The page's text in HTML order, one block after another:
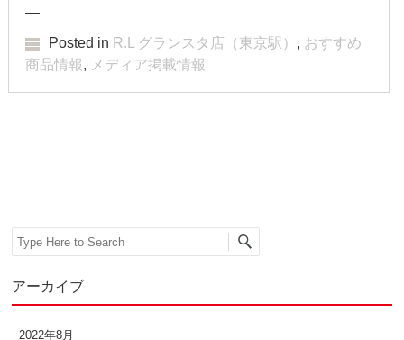
2018年1月
2017年12月
2017年8月
—
Posted in R.L グランスタ店（東京駅） , おすすめ
商品情報, メディア掲載情報
Search
アーカイブ
2022年8月